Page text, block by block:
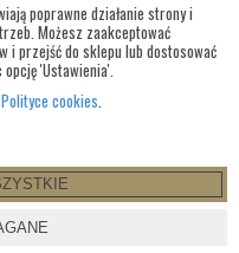
poprawne działanie strony i
Możesz zaakceptować
i przejść do sklepu lub dostosować
'Ustawienia'.
Polityce cookies.